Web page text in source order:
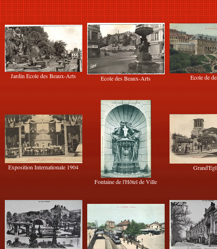
Jardin Ecole des Beaux-Arts Ecole des Beaux-Arts Ecole de
Exposition Internationale 1904
Fontaine de l'Hôtel de Ville